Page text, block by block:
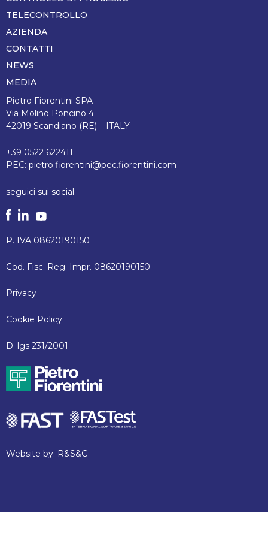
TELECONTROLLO
AZIENDA
CONTATTI
NEWS
MEDIA
Pietro Fiorentini SPA
Via Molino Poncino 4
42019 Scandiano (RE) – ITALY
+39 0522 622411
PEC: pietro.fiorentini@pec.fiorentini.com
seguici sui social
P. IVA 08620190150
Cod. Fisc. Reg. Impr. 08620190150
Privacy
Cookie Policy
D. lgs 231/2001
Website by: R&S&C